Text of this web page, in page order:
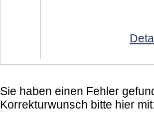
Sie haben einen Fehler
Korrekturwunsch bitte hier